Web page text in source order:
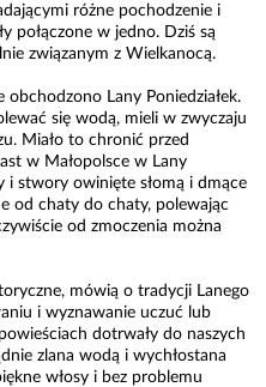
różne pochodzenie i
połączone w jedno. Dziś są
związanym z Wielkanocą.
obchodzono Lany Poniedziałek.
się wodą, mieli w zwyczaju
Miało to chronić przed
w Małopolsce w Lany
i stwory owinięte słomą i dmące
od chaty do chaty, polewając
od zmoczenia można
mówią o tradycji Lanego
i wyznawanie uczuć lub
dotrwały do naszych
zlana wodą i wychłostana
włosy i bez problemu